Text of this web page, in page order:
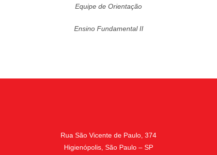
Equipe de Orientação
Ensino Fundamental II
Rua São Vicente de Paulo, 374
Higienópolis, São Paulo – SP